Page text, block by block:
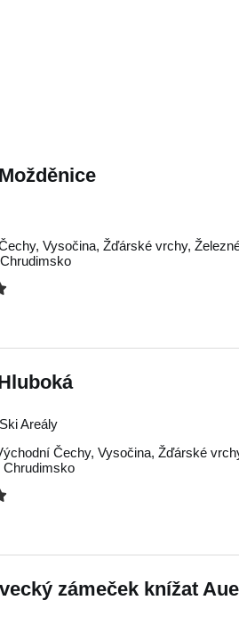
, Vysočina, Žďárské vrchy,
Chrudimsko
Areály
Čechy, Vysočina, Žďárské
Chrudimsko
zámeček knížat